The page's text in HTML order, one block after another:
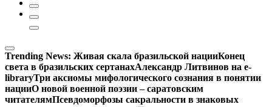
Trending News: Живая скала бразильской нацииКонец
света в бразильских сертанахАлександр Литвинов на e-
libraryТри аксиомы мифологического сознания в понятии
нацииО новой военной поэзии – саратовским
читателямПсевдоморфозы сакральности в знаковых